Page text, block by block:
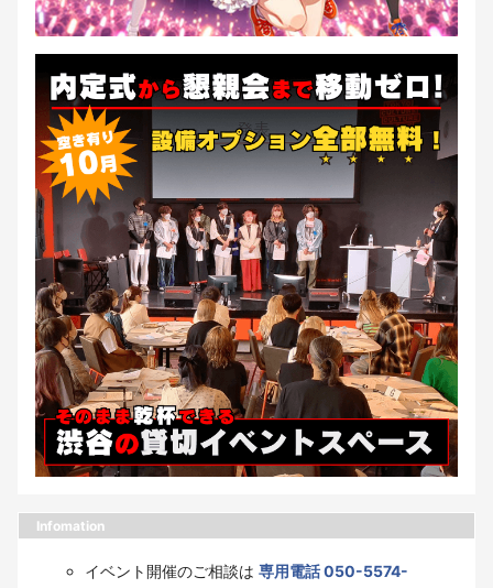
Infomation
イベント開催のご相談は 専用電話 050-5574-